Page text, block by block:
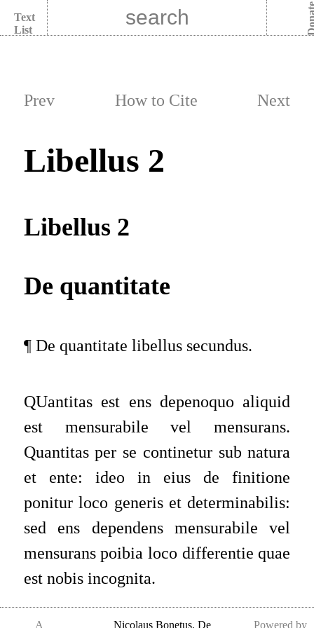
Text
List
Prev How to Cite Next
Libellus 2
Libellus 2
De quantitate
¶ De quantitate libellus secundus.
QUantitas est ens depenoquo aliquid
est mensurabile vel mensurans.
Quantitas per se continetur sub natura
et ente: ideo in eius de finitione
ponitur loco generis et determinabilis:
sed ens dependens mensurabile vel
mensurans poibia loco differentie quae
est nobis incognita.
A Nicolaus Bonetus, De Powered by